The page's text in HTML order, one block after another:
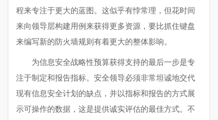
程来专注于更大的蓝图。这似乎有悖常理，但花时间
来向领导层构建用例来获得更多资源，要比抓住键盘
来编写新的防火墙规则有着更大的整体影响。
为信息安全战略性预算获得支持的最后一步是专
注于制定和报告指标。安全领导必须非常坦诚地交代
现有信息安全计划的缺点，并以指标和报告的方式展
示可操作的数据，这是提供诚实评估的最佳方式。不